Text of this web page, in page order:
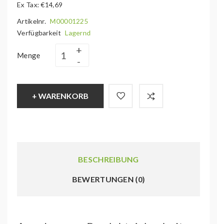
Ex Tax: €14,69
Artikelnr. M00001225
Verfügbarkeit Lagernd
Menge
+ WARENKORB
BESCHREIBUNG
BEWERTUNGEN (0)